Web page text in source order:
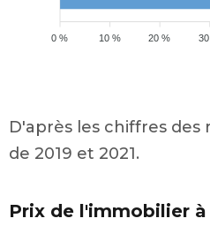
20 %
10 %
0 %
D'après les chiffres des
de 2019 et 2021.
Prix de l'immobilier à